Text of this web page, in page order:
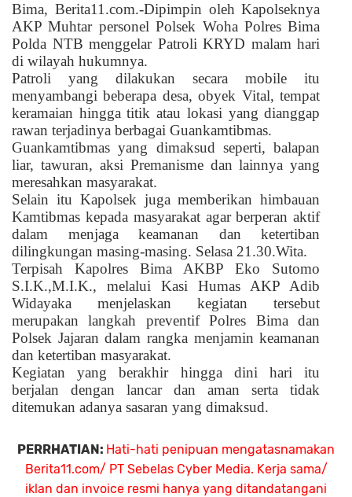
Bima, Berita11.com.-Dipimpin oleh Kapolseknya
AKP Muhtar personel Polsek Woha Polres Bima
Polda NTB menggelar Patroli KRYD malam hari
di wilayah hukumnya.
Patroli yang dilakukan secara mobile itu
menyambangi beberapa desa, obyek Vital, tempat
keramaian hingga titik atau lokasi yang dianggap
rawan terjadinya berbagai Guankamtibmas.
Guankamtibmas yang dimaksud seperti, balapan
liar, tawuran, aksi Premanisme dan lainnya yang
meresahkan masyarakat.
Selain itu Kapolsek juga memberikan himbauan
Kamtibmas kepada masyarakat agar berperan aktif
dalam menjaga keamanan dan ketertiban
dilingkungan masing-masing. Selasa 21.30.Wita.
Terpisah Kapolres Bima AKBP Eko Sutomo
S.I.K.,M.I.K., melalui Kasi Humas AKP Adib
Widayaka menjelaskan kegiatan tersebut
merupakan langkah preventif Polres Bima dan
Polsek Jajaran dalam rangka menjamin keamanan
dan ketertiban masyarakat.
Kegiatan yang berakhir hingga dini hari itu
berjalan dengan lancar dan aman serta tidak
ditemukan adanya sasaran yang dimaksud.
PERRHATIAN: Hati-hati penipuan mengatasnamakan
Berita11.com/ PT Sebelas Cyber Media. Kerja sama/
iklan dan invoice resmi hanya yang ditandatangani